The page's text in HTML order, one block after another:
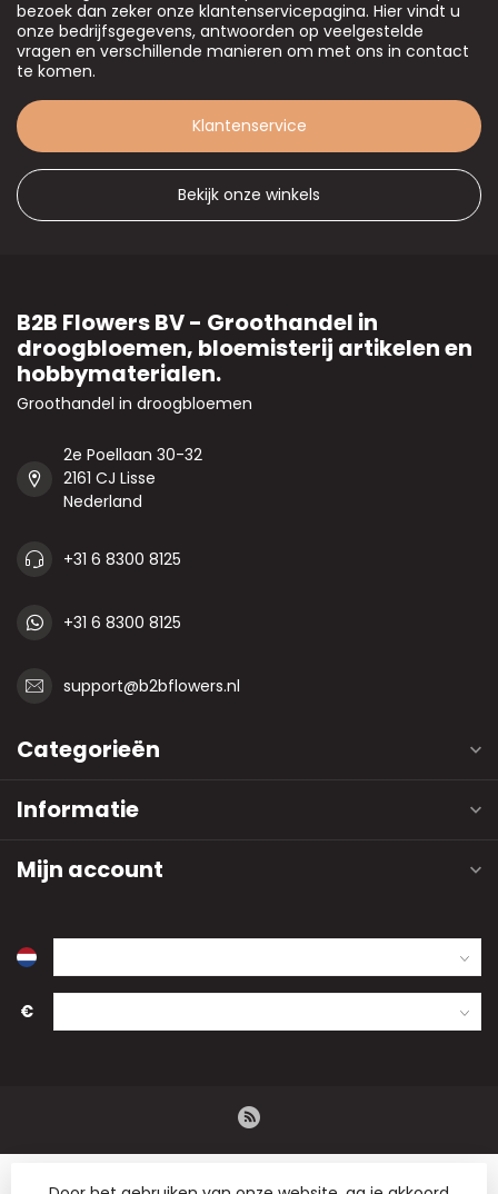
bezoek dan zeker onze klantenservicepagina. Hier vindt u
onze bedrijfsgegevens, antwoorden op veelgestelde
vragen en verschillende manieren om met ons in contact
te komen.
Klantenservice
Bekijk onze winkels
B2B Flowers BV - Groothandel in
droogbloemen, bloemisterij artikelen en
hobbymaterialen.
Groothandel in droogbloemen
2e Poellaan 30-32
2161 CJ Lisse
Nederland
+31 6 8300 8125
+31 6 8300 8125
support@b2bflowers.nl
Categorieën
Informatie
Mijn account
€